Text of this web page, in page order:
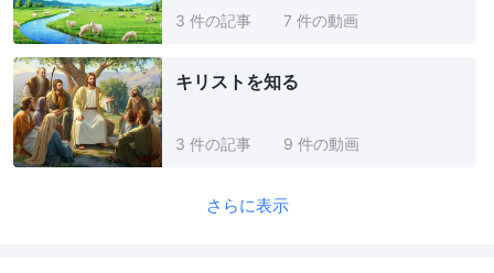
3 件の記事 7 件の動画
キリストを知る
3 件の記事 9 件の動画
さらに表示